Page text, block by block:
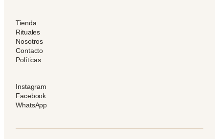
Tienda
Rituales
Nosotros
Contacto
Políticas
Instagram
Facebook
WhatsApp